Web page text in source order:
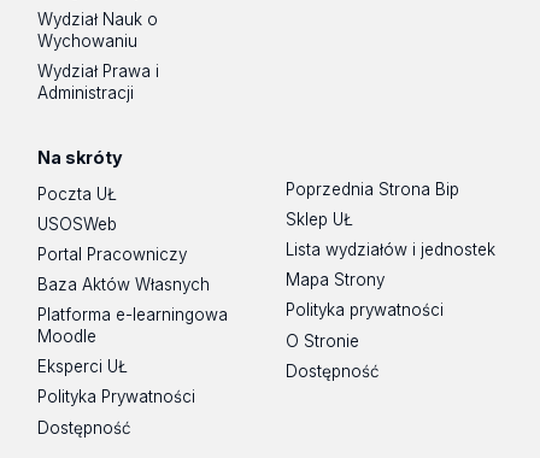
Wydział Nauk o
Wychowaniu
Wydział Prawa i
Administracji
Na skróty
Poczta UŁ
USOSWeb
Portal Pracowniczy
Baza Aktów Własnych
Platforma e-learningowa
Moodle
Eksperci UŁ
Polityka Prywatności
Dostępność
Poprzednia Strona Bip
Sklep UŁ
Lista wydziałów i jednostek
Mapa Strony
Polityka prywatności
O Stronie
Dostępność